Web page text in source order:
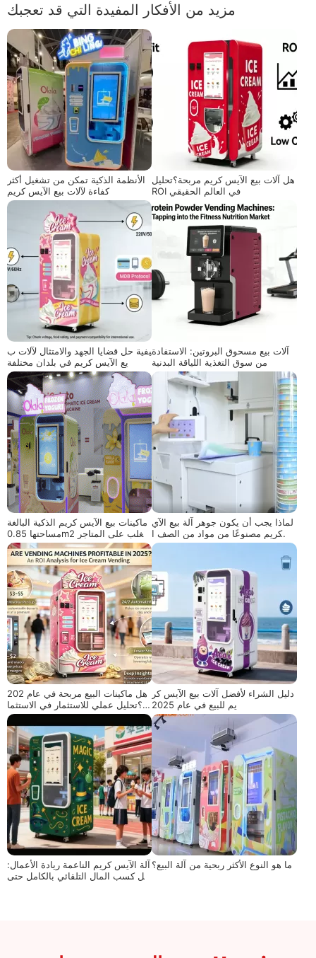
مزيد من الأفكار المفيدة التي قد تعجبك
الأنظمة الذكية تمكن من تشغيل أكثر
كفاءة لآلات بيع الآيس كريم
هل آلات بيع الآيس كريم مربحة؟تحليل
ROI في العالم الحقيقي
كيفية حل قضايا الجهد والامتثال لآلات ب
يع الآيس كريم في بلدان مختلفة
آلات بيع مسحوق البروتين: الاستفادة
من سوق التغذية اللياقة البدنية
ماكينات بيع الآيس كريم الذكية البالغة
مساحتها 0.85m2 تتغلب على المتاجر
التقليدية عالية التكلفة
لماذا يجب أن يكون جوهر آلة بيع الآي
س كريم مصنوعًا من مواد من الصف ا
لغذائي؟
هل ماكينات البيع مربحة في عام 202
5؟تحليل عملي للاستثمار في الاستثما
ر لآلات بيع الآيس كريم
دليل الشراء لأفضل آلات بيع الآيس كر
يم للبيع في عام 2025
آلة الآيس كريم الناعمة ريادة الأعمال:
حل كسب المال التلقائي بالكامل حتى
ما هو النوع الأكثر ربحية من آلة البيع؟